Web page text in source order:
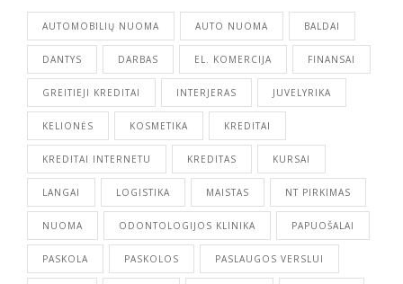
AUTOMOBILIŲ NUOMA AUTO NUOMA BALDAI
DANTYS DARBAS EL. KOMERCIJA FINANSAI
GREITIEJI KREDITAI INTERJERAS JUVELYRIKA
KELIONĖS KOSMETIKA KREDITAI
KREDITAI INTERNETU KREDITAS KURSAI
LANGAI LOGISTIKA MAISTAS NT PIRKIMAS
NUOMA ODONTOLOGIJOS KLINIKA PAPUOŠALAI
PASKOLA PASKOLOS PASLAUGOS VERSLUI